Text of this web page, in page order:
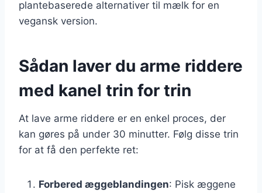
plantebaserede alternativer til mælk for en
vegansk version.
Sådan laver du arme riddere
med kanel trin for trin
At lave arme riddere er en enkel proces, der
kan gøres på under 30 minutter. Følg disse trin
for at få den perfekte ret:
Forbered æggeblandingen: Pisk æggene